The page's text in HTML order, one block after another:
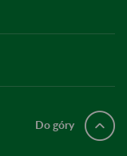
Do góry